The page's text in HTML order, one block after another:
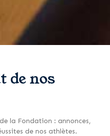
de nos
la Fondation : annonces,
de nos athlètes.